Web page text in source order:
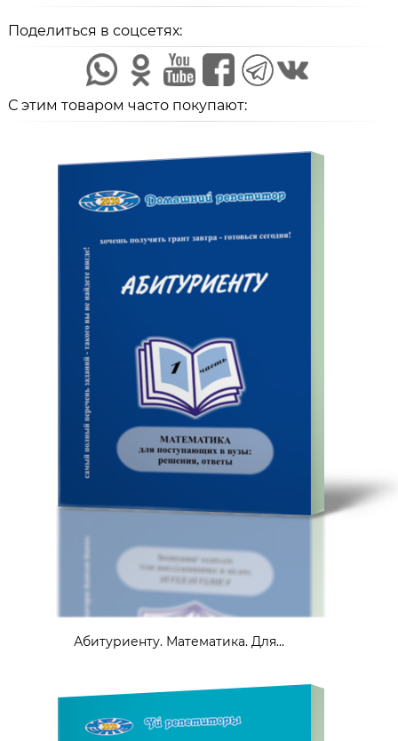
Поделиться в соцсетях:
С этим товаром часто покупают:
Абитуриенту. Математика. Для...